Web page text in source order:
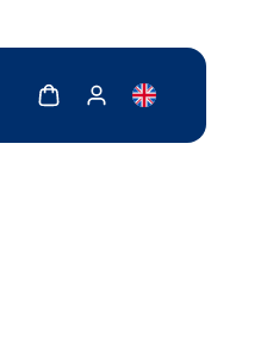
Zobrazit košíkZobrazit můj účet